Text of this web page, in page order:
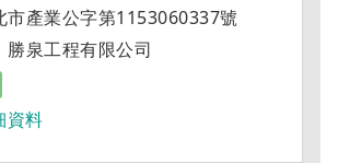
市產業公字第1153060337號
勝泉工程有限公司
資料